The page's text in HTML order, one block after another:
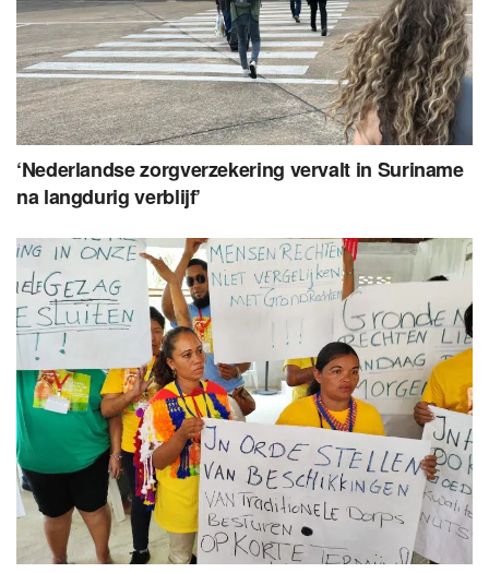
‘Nederlandse zorgverzekering vervalt in Suriname
na langdurig verblijf’